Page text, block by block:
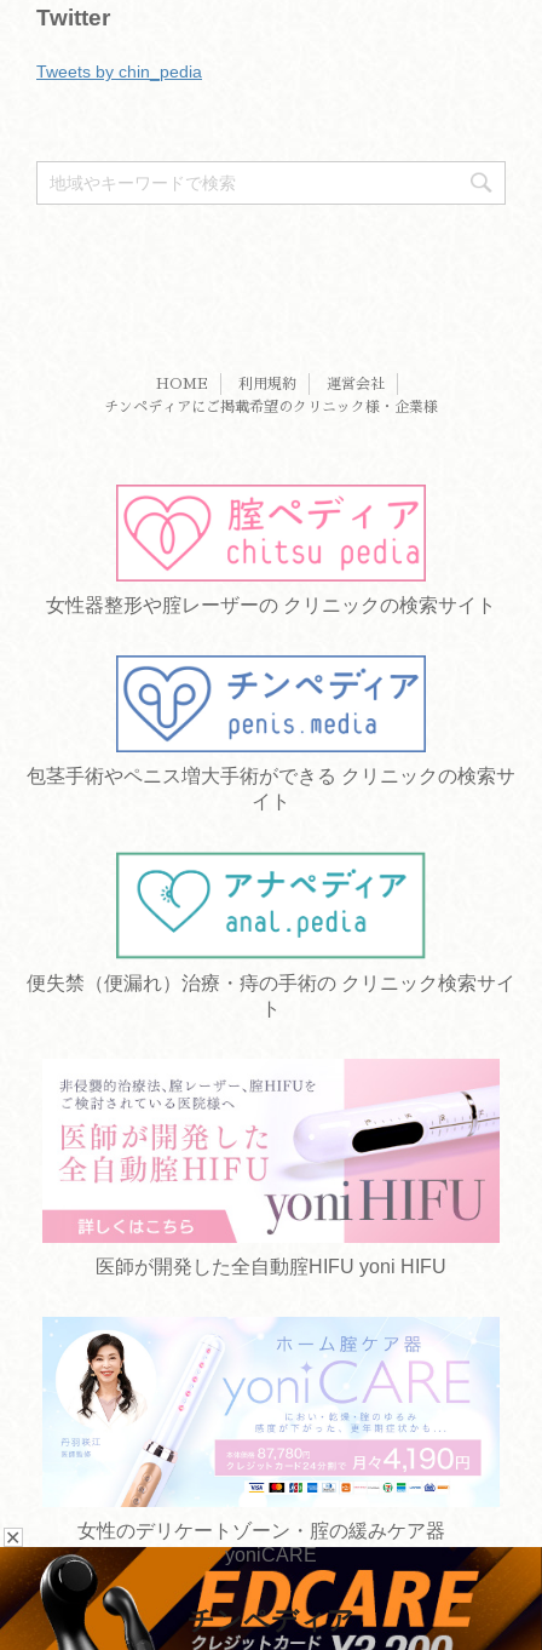
Twitter
Tweets by chin_pedia
✕
HOME 利用規約
運営会社
チンペディアにご掲載希望のクリニック様・企業様
女性器整形や腟レーザーの クリニックの検索サイト
包茎手術やペニス増大手術ができる クリニックの検索サ
イト
便失禁（便漏れ）治療・痔の手術の クリニック検索サイ
ト
医師が開発した全自動腟HIFU yoni HIFU
女性のデリケートゾーン・腟の緩みケア器
yoniCARE
チンペディア